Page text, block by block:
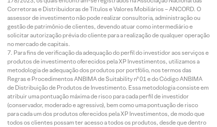
Corretoras e Distribuidoras de Títulos e Valores Mobiliários – ANCORD. O
assessor de investimento não pode realizar consultoria, administração ou
gestão de patrimônio de clientes, devendo atuar como intermediário e
solicitar autorização prévia do cliente para a realização de qualquer operação
no mercado de capitais.
Para fins de verificação da adequação do perfil do investidor aos serviços e
produtos de investimento oferecidos pela XP Investimentos, utilizamos a
metodologia de adequação dos produtos por portfólio, nos termos das
Regras e Procedimentos ANBIMA de Suitability nº 01 e do Código ANBIMA
de Distribuição de Produtos de Investimento. Essa metodologia consiste em
atribuir uma pontuação máxima de risco para cada perfil de investidor
(conservador, moderado e agressivo), bem como uma pontuação de risco
para cada um dos produtos oferecidos pela XP Investimentos, de modo que
todos os clientes possam ter acesso a todos os produtos, desde que dentro